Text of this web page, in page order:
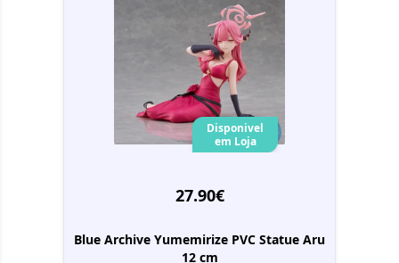
Disponivel
em Loja
27.90€
Blue Archive Yumemirize PVC Statue Aru
12 cm